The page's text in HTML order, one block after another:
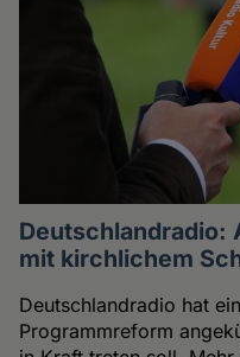
Deutschlandradio:
mit kirchlichem
Deutschlandradio hat
Programmreform